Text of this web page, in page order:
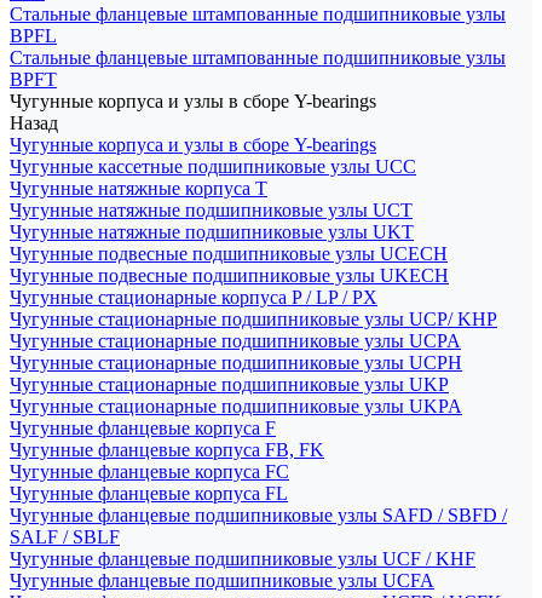
Стальные фланцевые штампованные подшипниковые узлы
BPFL
Стальные фланцевые штампованные подшипниковые узлы
BPFT
Чугунные корпуса и узлы в сборе Y-bearings
Назад
Чугунные корпуса и узлы в сборе Y-bearings
Чугунные кассетные подшипниковые узлы UCC
Чугунные натяжные корпуса T
Чугунные натяжные подшипниковые узлы UCT
Чугунные натяжные подшипниковые узлы UKT
Чугунные подвесные подшипниковые узлы UCECH
Чугунные подвесные подшипниковые узлы UKECH
Чугунные стационарные корпуса P / LP / PX
Чугунные стационарные подшипниковые узлы UCP/ KHP
Чугунные стационарные подшипниковые узлы UCPA
Чугунные стационарные подшипниковые узлы UCPH
Чугунные стационарные подшипниковые узлы UKP
Чугунные стационарные подшипниковые узлы UKPA
Чугунные фланцевые корпуса F
Чугунные фланцевые корпуса FB, FK
Чугунные фланцевые корпуса FC
Чугунные фланцевые корпуса FL
Чугунные фланцевые подшипниковые узлы SAFD / SBFD /
SALF / SBLF
Чугунные фланцевые подшипниковые узлы UCF / KHF
Чугунные фланцевые подшипниковые узлы UCFA